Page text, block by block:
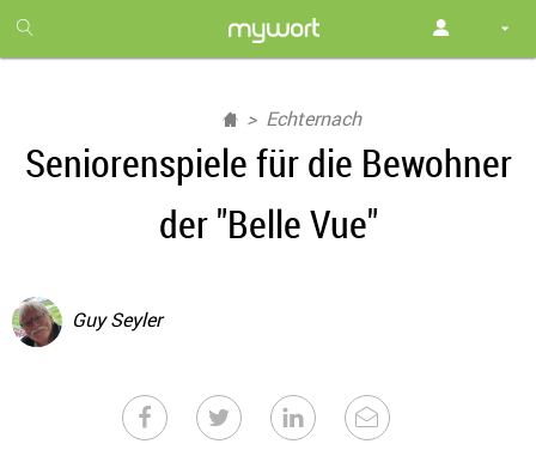
month
free
Echternach
Seniorenspiele für die Bewohner
der "Belle Vue"
Guy Seyler